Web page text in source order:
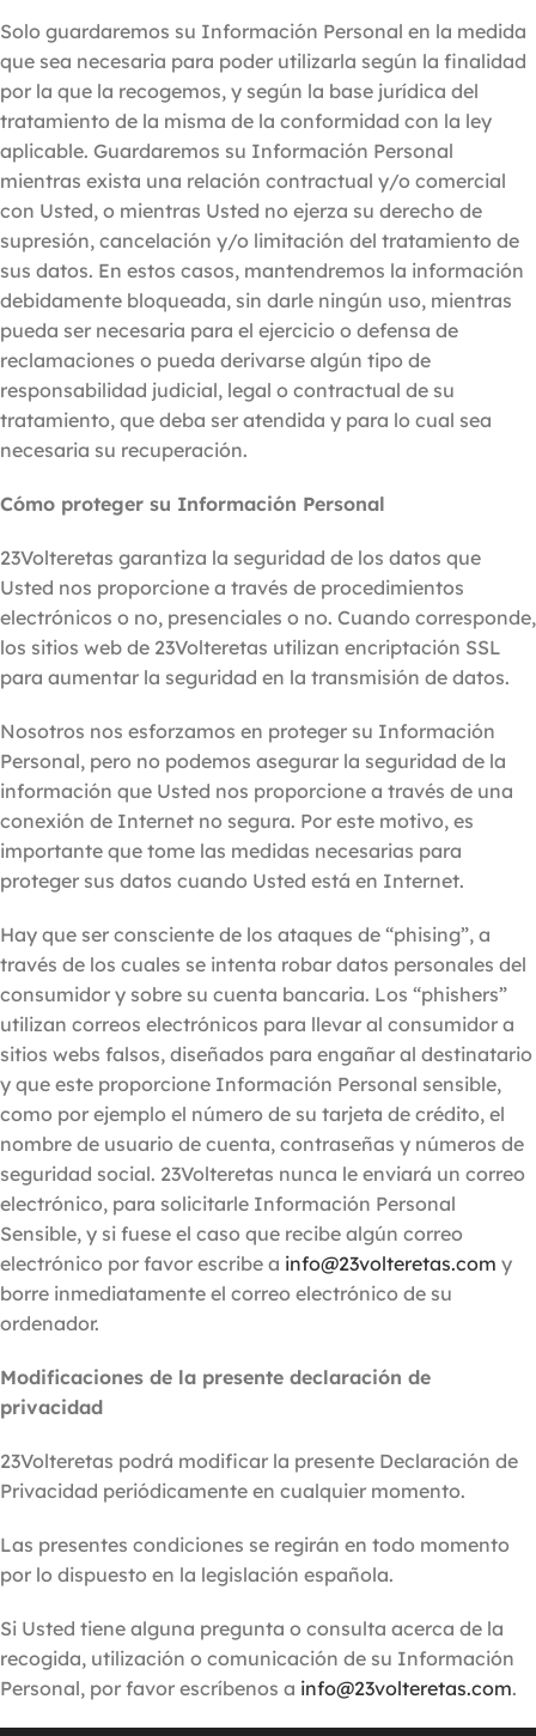
Solo guardaremos su Información Personal en la medida
que sea necesaria para poder utilizarla según la finalidad
por la que la recogemos, y según la base jurídica del
tratamiento de la misma de la conformidad con la ley
aplicable. Guardaremos su Información Personal
mientras exista una relación contractual y/o comercial
con Usted, o mientras Usted no ejerza su derecho de
supresión, cancelación y/o limitación del tratamiento de
sus datos. En estos casos, mantendremos la información
debidamente bloqueada, sin darle ningún uso, mientras
pueda ser necesaria para el ejercicio o defensa de
reclamaciones o pueda derivarse algún tipo de
responsabilidad judicial, legal o contractual de su
tratamiento, que deba ser atendida y para lo cual sea
necesaria su recuperación.
Cómo proteger su Información Personal
23Volteretas garantiza la seguridad de los datos que
Usted nos proporcione a través de procedimientos
electrónicos o no, presenciales o no. Cuando corresponde,
los sitios web de 23Volteretas utilizan encriptación SSL
para aumentar la seguridad en la transmisión de datos.
Nosotros nos esforzamos en proteger su Información
Personal, pero no podemos asegurar la seguridad de la
información que Usted nos proporcione a través de una
conexión de Internet no segura. Por este motivo, es
importante que tome las medidas necesarias para
proteger sus datos cuando Usted está en Internet.
Hay que ser consciente de los ataques de “phising”, a
través de los cuales se intenta robar datos personales del
consumidor y sobre su cuenta bancaria. Los “phishers”
utilizan correos electrónicos para llevar al consumidor a
sitios webs falsos, diseñados para engañar al destinatario
y que este proporcione Información Personal sensible,
como por ejemplo el número de su tarjeta de crédito, el
nombre de usuario de cuenta, contraseñas y números de
seguridad social. 23Volteretas nunca le enviará un correo
electrónico, para solicitarle Información Personal
Sensible, y si fuese el caso que recibe algún correo
electrónico por favor escribe a info@23volteretas.com y
borre inmediatamente el correo electrónico de su
ordenador.
Modificaciones de la presente declaración de
privacidad
23Volteretas podrá modificar la presente Declaración de
Privacidad periódicamente en cualquier momento.
Las presentes condiciones se regirán en todo momento
por lo dispuesto en la legislación española.
Si Usted tiene alguna pregunta o consulta acerca de la
recogida, utilización o comunicación de su Información
Personal, por favor escríbenos a info@23volteretas.com.